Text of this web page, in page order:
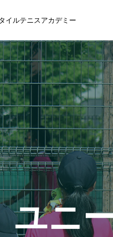
イルテニスアカデミー
ユニ